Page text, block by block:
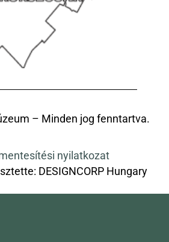
– Minden jog fenntartva.
nyilatkozat
DESIGNCORP Hungary